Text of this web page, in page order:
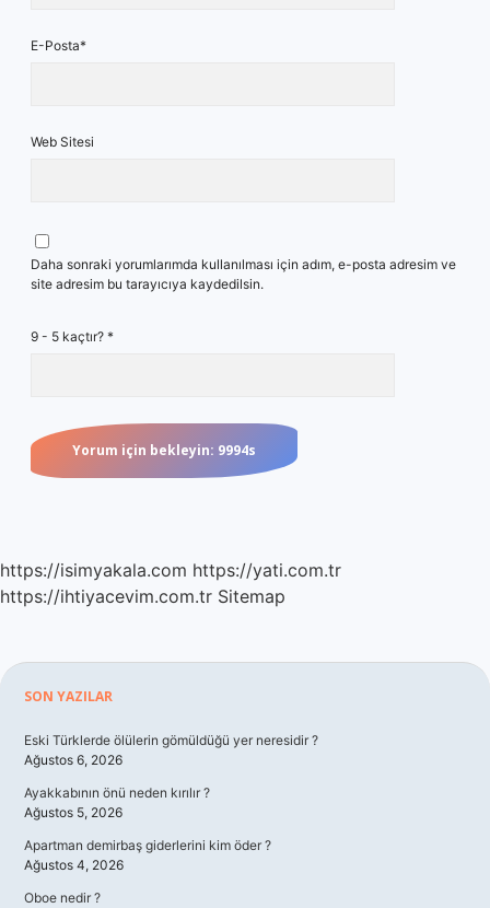
E-Posta*
Web Sitesi
Daha sonraki yorumlarımda kullanılması için adım, e-posta adresim ve
site adresim bu tarayıcıya kaydedilsin.
9 - 5 kaçtır? *
https://isimyakala.com https://yati.com.tr
https://ihtiyacevim.com.tr Sitemap
Sidebar
SON YAZILAR
Eski Türklerde ölülerin gömüldüğü yer neresidir ?
Ağustos 6, 2026
Ayakkabının önü neden kırılır ?
Ağustos 5, 2026
Apartman demirbaş giderlerini kim öder ?
Ağustos 4, 2026
Oboe nedir ?